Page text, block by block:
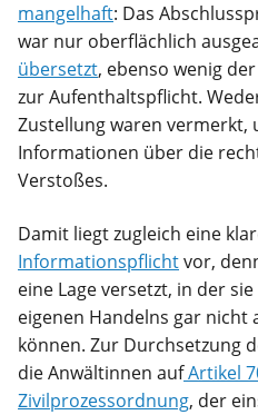
mangelhaft: Das
war nur oberflächlich
übersetzt, ebenso wenig
zur Aufenthaltspflicht.
Zustellung waren vermerkt,
Informationen über die
Verstoßes.
Damit liegt zugleich eine
Informationspflichtvor,
eine Lage versetzt, in der
eigenen Handelns gar nicht
können. Zur Durchsetzung
die Anwältinnen aufArtikel
Zivilprozessordnung, der